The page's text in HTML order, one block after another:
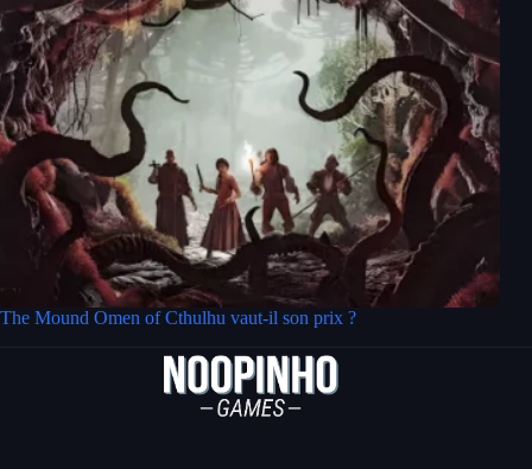
The Mound Omen of Cthulhu vaut-il son prix ?